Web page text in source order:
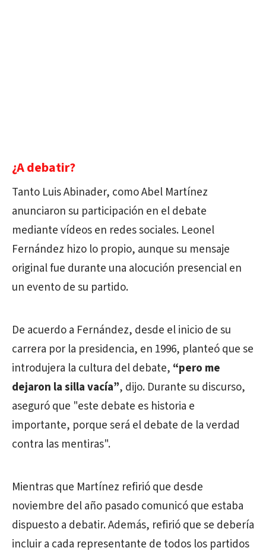
¿A debatir?
Tanto Luis Abinader, como Abel Martínez
anunciaron su participación en el debate
mediante vídeos en redes sociales. Leonel
Fernández hizo lo propio, aunque su mensaje
original fue durante una alocución presencial en
un evento de su partido.
De acuerdo a Fernández, desde el inicio de su
carrera por la presidencia, en 1996, planteó que se
introdujera la cultura del debate, “pero me
dejaron la silla vacía”, dijo. Durante su discurso,
aseguró que "este debate es historia e
importante, porque será el debate de la verdad
contra las mentiras".
Mientras que Martínez refirió que desde
noviembre del año pasado comunicó que estaba
dispuesto a debatir. Además, refirió que se debería
incluir a cada representante de todos los partidos